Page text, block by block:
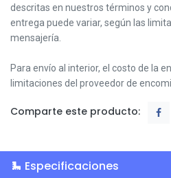
descritas en nuestros términos y
entrega puede variar, según las
mensajería.
Para envío al interior, el costo de la
limitaciones del proveedor de
Comparte este producto:
Especificaciones